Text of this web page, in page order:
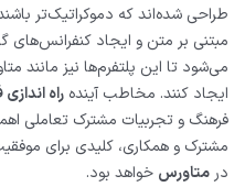
طراحی شده‌اند که دموکراتیک‌تر
مبتنی بر متن و ایجاد
می‌شود تا این پلتفرم‌ها نیز مانند
ایجاد کنند. مخاطب آینده راه
فرهنگ و تجربیات مشترک تعاملی
مشترک و همکاری، کلیدی برای موفقیت
درمتاورس خواهد بود.